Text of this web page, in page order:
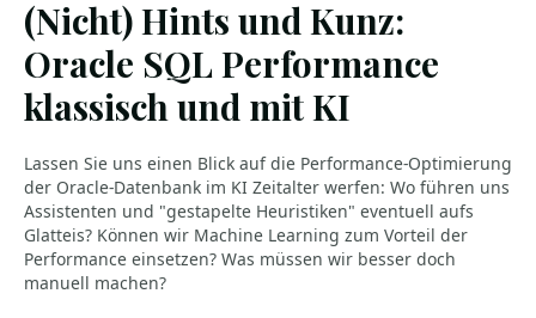
(Nicht) Hints und Kunz:
Oracle SQL Performance
klassisch und mit KI
Lassen Sie uns einen Blick auf die Performance-Optimierung
der Oracle-Datenbank im KI Zeitalter werfen: Wo führen uns
Assistenten und "gestapelte Heuristiken" eventuell aufs
Glatteis? Können wir Machine Learning zum Vorteil der
Performance einsetzen? Was müssen wir besser doch
manuell machen?